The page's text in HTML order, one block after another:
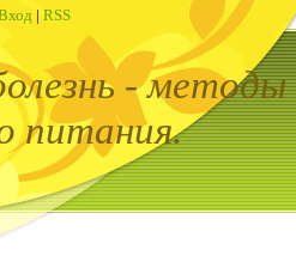
| RSS
- методы
питания.